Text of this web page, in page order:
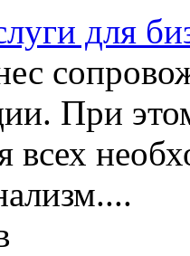
для
При
всех